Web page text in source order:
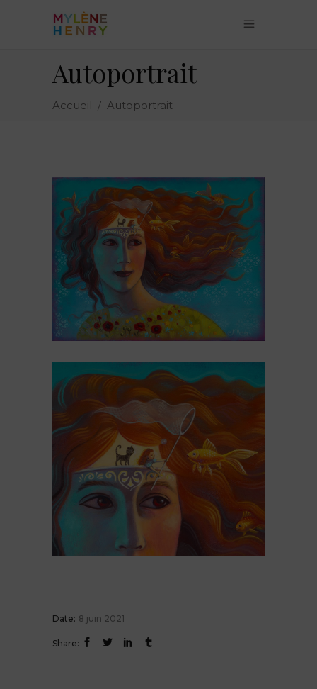
Autoportrait
Accueil / Autoportrait
Date: 8 juin 2021
Share: